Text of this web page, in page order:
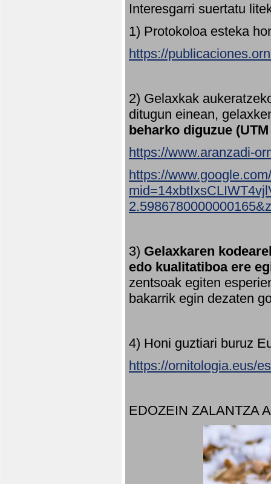
Interesgarri suertatu
1) Protokoloa esteka
https://
2) Gelaxkak
ditugun einean,
beharko diguzue
https://www.aranzadi-
https://
3) Gelaxkaren
edo kualitatiboa ere
zentsoak egiten
bakarrik egin dezaten
4) Honi guztiari buruz
https://ornitologia.eus/
EDOZEIN ZALANTZA